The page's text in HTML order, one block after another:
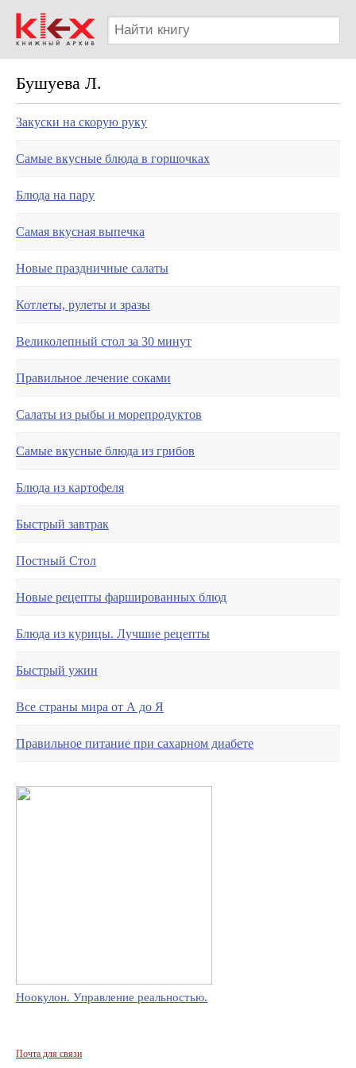
Бушуева Л.
Закуски на скорую руку
Самые вкусные блюда в горшочках
Блюда на пару
Самая вкусная выпечка
Новые праздничные салаты
Котлеты, рулеты и зразы
Великолепный стол за 30 минут
Правильное лечение соками
Салаты из рыбы и морепродуктов
Самые вкусные блюда из грибов
Блюда из картофеля
Быстрый завтрак
Постный Стол
Новые рецепты фаршированных блюд
Блюда из курицы. Лучшие рецепты
Быстрый ужин
Все страны мира от А до Я
Правильное питание при сахарном диабете
Ноокулон. Управление реальностью.
Почта для связи